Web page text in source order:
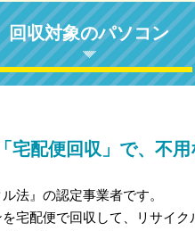
回収対象のパソコン
宅配便回収」で、不
法』の認定事業者です。
宅配便で回収して、リサイク